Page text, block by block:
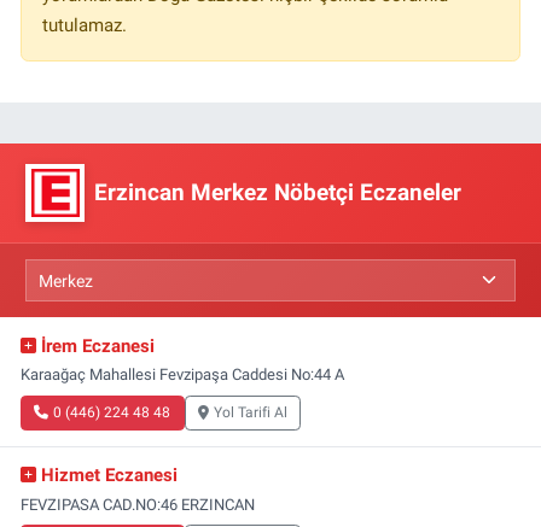
tutulamaz.
Erzincan Merkez Nöbetçi Eczaneler
İrem Eczanesi
Karaağaç Mahallesi Fevzipaşa Caddesi No:44 A
0 (446) 224 48 48 Yol Tarifi Al
Hizmet Eczanesi
FEVZIPASA CAD.NO:46 ERZINCAN